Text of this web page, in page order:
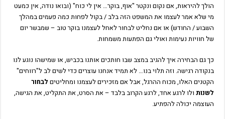
הולך להיראות, אם נקום ונקטר "אוף, בוקר… אין לי כוח" (ובואו נודה, אין כמעט
מי שלא אמר לעצמו את המשפט הזה בלב / בקול לפחות כמה פעמים במהלך
השבוע / החודש) או אם נחליט לבחור לאחל לעצמנו בוקר טוב – שמבשר יום
של חוויות נעימות ואולי גם הפתעות משמחות.
כך גם הבחירה איך להגיב במצב שבו חותכים אותנו בכביש, או שמישהו נוגע לנו
בנקודה רגישה. וזה תלוי בנו… לא תמיד אנחנו עוצרים כדי לשים לב ל"רווחים"
הקטנים האלו, מכוח ההרגל, אבל אם מזכירים לעצמנו ומחליטים לבחור
לשנות ולו לרגע אחד, לרגע הקרוב בלבד – את הסרט, את התקליט, את הגישה,
העוצמה יכולה להפתיע.